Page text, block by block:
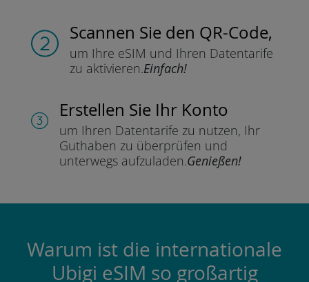
Scannen Sie den QR-Code,
um Ihre eSIM und Ihren Datentarife
zu aktivieren.Einfach!
Erstellen Sie Ihr Konto
um Ihren Datentarife zu nutzen, Ihr
Guthaben zu überprüfen und
unterwegs aufzuladen.Genießen!
Warum ist die internationale
Ubigi eSIM so großartig